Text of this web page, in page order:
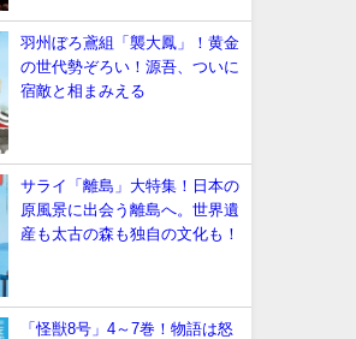
羽州ぼろ鳶組「襲大鳳」！黄金
の世代勢ぞろい！源吾、ついに
宿敵と相まみえる
サライ「離島」大特集！日本の
原風景に出会う離島へ。世界遺
産も太古の森も独自の文化も！
「怪獣8号」4～7巻！物語は怒